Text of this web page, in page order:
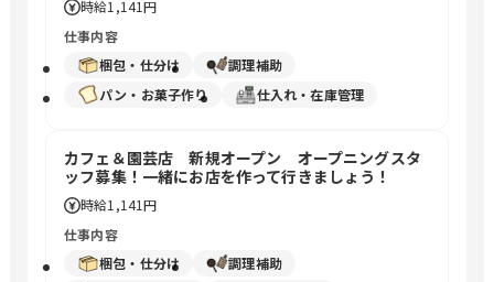
時給1,141円
仕事内容
梱包・仕分け
調理補助
パン・お菓子作り
仕入れ・在庫管理
カフェ＆園芸店 新規オープン オープニングスタ
ッフ募集！一緒にお店を作って行きましょう！
時給1,141円
仕事内容
梱包・仕分け
調理補助